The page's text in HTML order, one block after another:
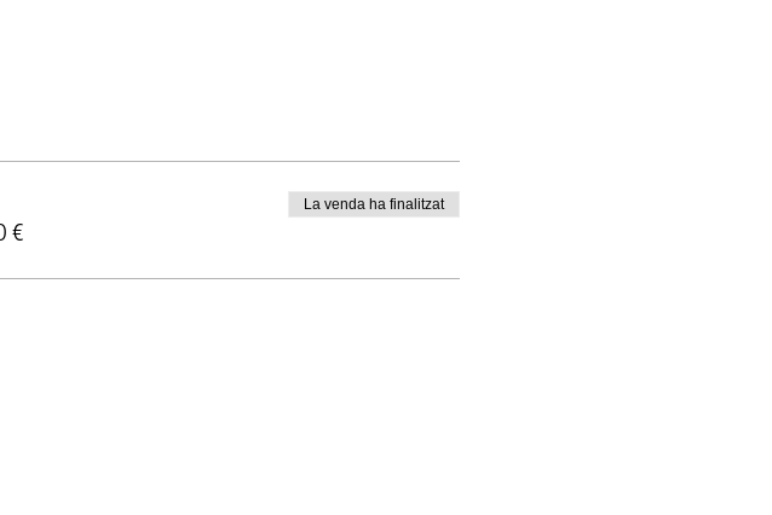
€
La venda ha finalitzat